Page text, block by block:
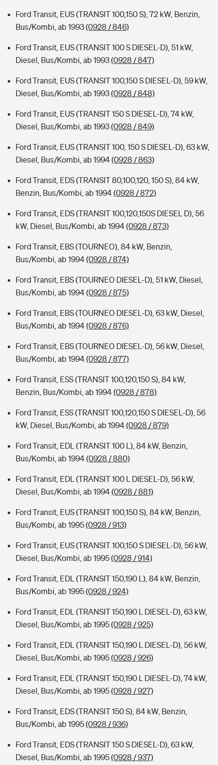
Ford Transit, EUS (TRANSIT 100,150 S), 72 kW, Benzin,
Bus/Kombi, ab 1993(0928 / 846)
Ford Transit, EUS (TRANSIT 100 S DIESEL-D), 51 kW,
Diesel, Bus/Kombi, ab 1993(0928 / 847)
Ford Transit, EUS (TRANSIT 100,150 S DIESEL-D), 59 kW,
Diesel, Bus/Kombi, ab 1993(0928 / 848)
Ford Transit, EUS (TRANSIT 150 S DIESEL-D), 74 kW,
Diesel, Bus/Kombi, ab 1993(0928 / 849)
Ford Transit, EUS (TRANSIT 100, 150 S DIESEL-D), 63 kW,
Diesel, Bus/Kombi, ab 1994(0928 / 863)
Ford Transit, EDS (TRANSIT 80,100,120, 150 S), 84 kW,
Benzin, Bus/Kombi, ab 1994(0928 / 872)
Ford Transit, EDS (TRANSIT 100,120,150S DIESEL D), 56
kW, Diesel, Bus/Kombi, ab 1994(0928 / 873)
Ford Transit, EBS (TOURNEO), 84 kW, Benzin,
Bus/Kombi, ab 1994(0928 / 874)
Ford Transit, EBS (TOURNEO DIESEL-D), 51 kW, Diesel,
Bus/Kombi, ab 1994(0928 / 875)
Ford Transit, EBS (TOURNEO DIESEL-D), 63 kW, Diesel,
Bus/Kombi, ab 1994(0928 / 876)
Ford Transit, EBS (TOURNEO DIESEL-D), 56 kW, Diesel,
Bus/Kombi, ab 1994(0928 / 877)
Ford Transit, ESS (TRANSIT 100,120,150 S), 84 kW,
Benzin, Bus/Kombi, ab 1994(0928 / 878)
Ford Transit, ESS (TRANSIT 100,120,150 S DIESEL-D), 56
kW, Diesel, Bus/Kombi, ab 1994(0928 / 879)
Ford Transit, EDL (TRANSIT 100 L), 84 kW, Benzin,
Bus/Kombi, ab 1994(0928 / 880)
Ford Transit, EDL (TRANSIT 100 L DIESEL-D), 56 kW,
Diesel, Bus/Kombi, ab 1994(0928 / 881)
Ford Transit, EUS (TRANSIT 100,150 S), 84 kW, Benzin,
Bus/Kombi, ab 1995(0928 / 913)
Ford Transit, EUS (TRANSIT 100,150 S DIESEL-D), 56 kW,
Diesel, Bus/Kombi, ab 1995(0928 / 914)
Ford Transit, EDL (TRANSIT 150,190 L), 84 kW, Benzin,
Bus/Kombi, ab 1995(0928 / 924)
Ford Transit, EDL (TRANSIT 150,190 L DIESEL-D), 63 kW,
Diesel, Bus/Kombi, ab 1995(0928 / 925)
Ford Transit, EDL (TRANSIT 150,190 L DIESEL-D), 56 kW,
Diesel, Bus/Kombi, ab 1995(0928 / 926)
Ford Transit, EDL (TRANSIT 150,190 L DIESEL-D), 74 kW,
Diesel, Bus/Kombi, ab 1995(0928 / 927)
Ford Transit, EDS (TRANSIT 150 S), 84 kW, Benzin,
Bus/Kombi, ab 1995(0928 / 936)
Ford Transit, EDS (TRANSIT 150 S DIESEL-D), 63 kW,
Diesel, Bus/Kombi, ab 1995(0928 / 937)